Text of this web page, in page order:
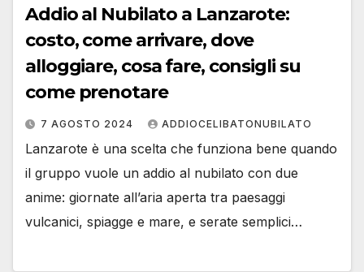
Addio al Nubilato a Lanzarote:
costo, come arrivare, dove
alloggiare, cosa fare, consigli su
come prenotare
7 AGOSTO 2024 ADDIOCELIBATONUBILATO
Lanzarote è una scelta che funziona bene quando
il gruppo vuole un addio al nubilato con due
anime: giornate all’aria aperta tra paesaggi
vulcanici, spiagge e mare, e serate semplici…